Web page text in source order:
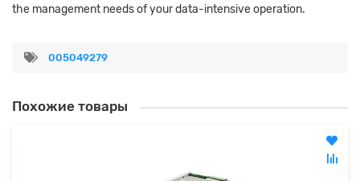
the management needs of your data-intensive operation.
005049279
Похожие товары